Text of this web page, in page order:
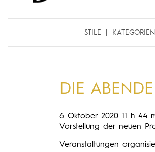
STILE KATEGORIEN
DIE
6 Oktober 2020 11 h 44
Vorstellung der neuen
Veranstaltungen